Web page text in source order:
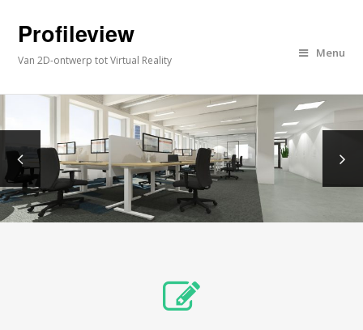
Profileview
Van 2D-ontwerp tot Virtual Reality
Menu